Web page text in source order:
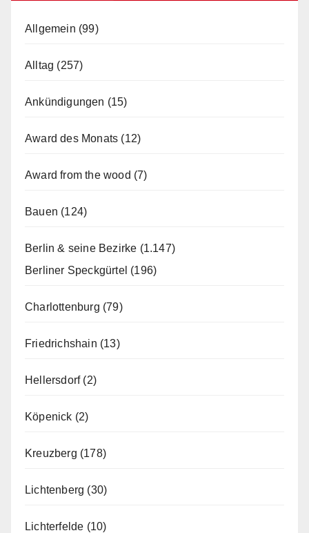
Allgemein (99)
Alltag (257)
Ankündigungen (15)
Award des Monats (12)
Award from the wood (7)
Bauen (124)
Berlin & seine Bezirke (1.147)
Berliner Speckgürtel (196)
Charlottenburg (79)
Friedrichshain (13)
Hellersdorf(2)
Köpenick (2)
Kreuzberg (178)
Lichtenberg (30)
Lichterfelde (10)